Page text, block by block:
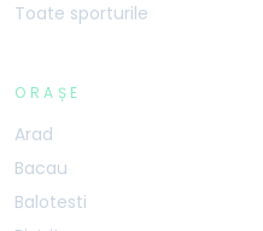
Toate sporturile
ORAȘE
Arad
Bacau
Balotesti